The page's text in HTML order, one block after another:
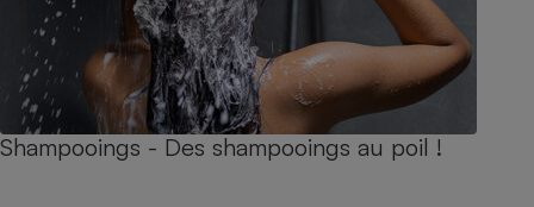
Shampooings - Des shampooings au poil !